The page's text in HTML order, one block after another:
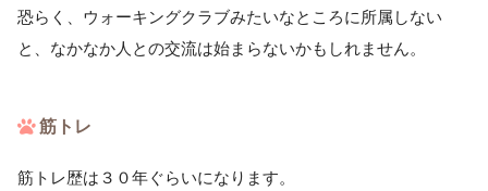
恐らく、ウォーキングクラブみたいなところに所属しない
と、なかなか人との交流は始まらないかもしれません。
筋トレ
筋トレ歴は３０年ぐらいになります。